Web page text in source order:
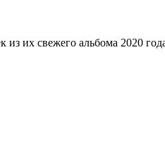
их свежего альбома 2020